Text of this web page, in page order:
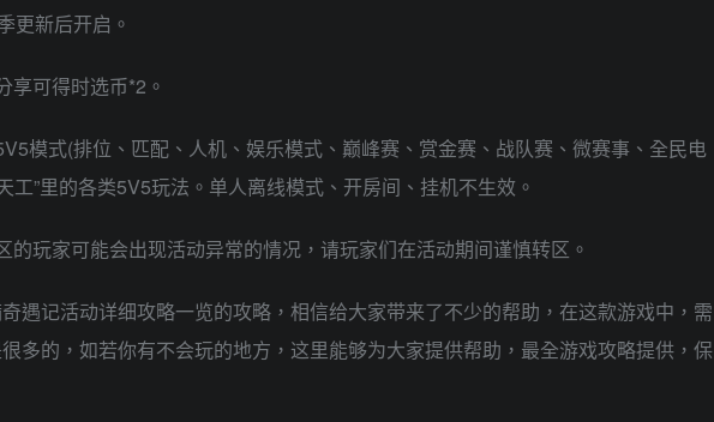
更新后开启。
享可得时选币*2。
模式(排位、匹配、人机、娱乐模式、巅峰赛、赏金赛、战队赛、微赛事、全民电
工”里的各类5V5玩法。单人离线模式、开房间、挂机不生效。
的玩家可能会出现活动异常的情况，请玩家们在活动期间谨慎转区。
遇记活动详细攻略一览的攻略，相信给大家带来了不少的帮助，在这款游戏中，需
多的，如若你有不会玩的地方，这里能够为大家提供帮助，最全游戏攻略提供，保